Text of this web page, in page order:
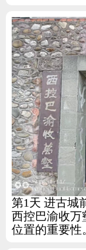
第1天 进古城
西控巴渝收万
位置的重要性